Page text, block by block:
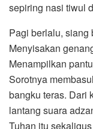
sepiring nasi tiwul
Pagi berlalu, siang
Menyisakan
Menampilkan
Sorotnya
bangku teras. Dari
lantang suara
Tuhan itu